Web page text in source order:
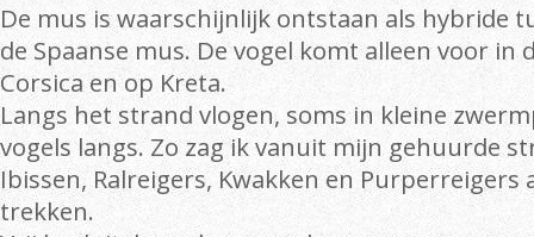
De mus is waarschijnlijk ontstaan als hybride
de Spaanse mus. De vogel komt alleen voor in
Corsica en op Kreta.
Langs het strand vlogen, soms in kleine
vogels langs. Zo zag ik vanuit mijn gehuurde
Ibissen, Ralreigers, Kwakken en Purperreigers
trekken.